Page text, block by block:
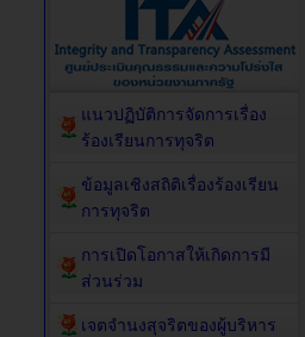
แนวปฏิบัติการจัดการเรื่อง
ร้องเรียนการทุจริต
ข้อมูลเชิงสถิติเรื่องร้องเรียน
การทุจริต
การเปิดโอกาสให้เกิดการมี
ส่วนร่วม
เจตจำนงสุจริตของผู้บริหาร